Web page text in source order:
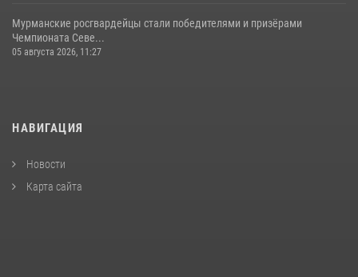
Мурманские росгвардейцы стали победителями и призёрами
Чемпионата Севе...
05 августа 2026, 11:27
НАВИГАЦИЯ
Новости
Карта сайта